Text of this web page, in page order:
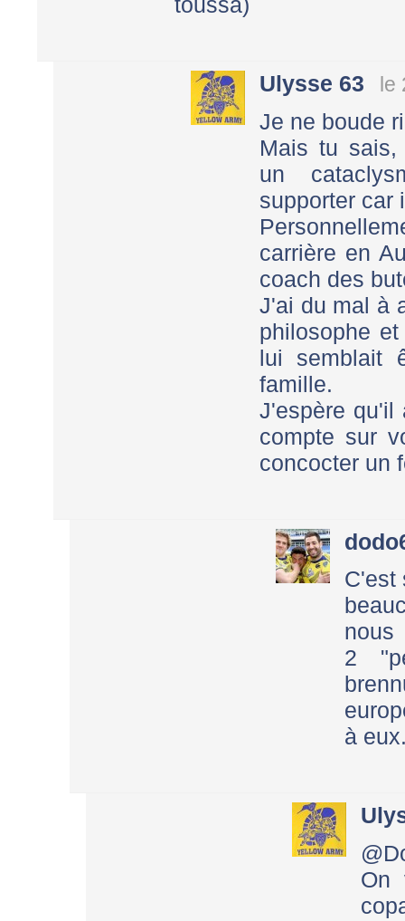
Ulysse 63 le
Je ne boude
Mais tu sais,
un
supporter car
carrière en
coach des
J'ai du mal à
philosophe
lui semblait
famille.
J'espère qu'il
compte sur
concocter un
C'est
nous
2
à
On